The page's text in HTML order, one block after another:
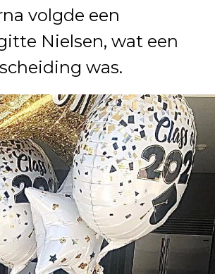
volgde een
Nielsen, wat een
was.